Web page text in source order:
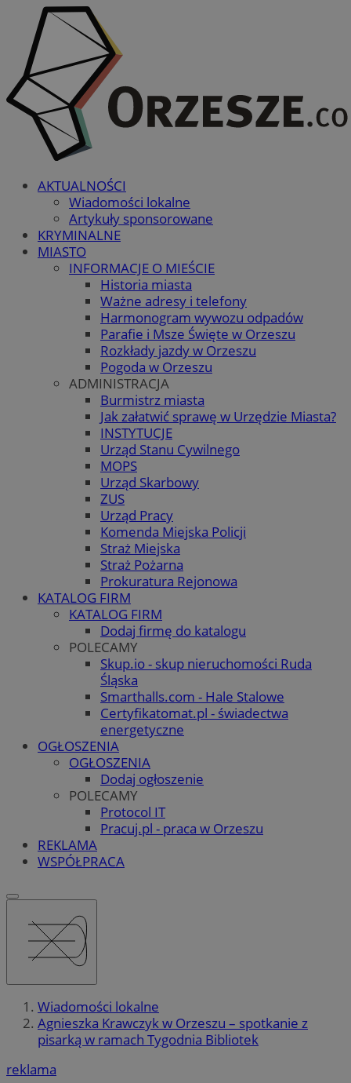
AKTUALNOŚCI
Wiadomości lokalne
Artykuły sponsorowane
KRYMINALNE
MIASTO
INFORMACJE O MIEŚCIE
Historia miasta
Ważne adresy i telefony
Harmonogram wywozu odpadów
Parafie i Msze Święte w Orzeszu
Rozkłady jazdy w Orzeszu
Pogoda w Orzeszu
ADMINISTRACJA
Burmistrz miasta
Jak załatwić sprawę w Urzędzie Miasta?
INSTYTUCJE
Urząd Stanu Cywilnego
MOPS
Urząd Skarbowy
ZUS
Urząd Pracy
Komenda Miejska Policji
Straż Miejska
Straż Pożarna
Prokuratura Rejonowa
KATALOG FIRM
KATALOG FIRM
Dodaj firmę do katalogu
POLECAMY
Skup.io - skup nieruchomości Ruda
Śląska
Smarthalls.com - Hale Stalowe
Certyfikatomat.pl - świadectwa
energetyczne
OGŁOSZENIA
OGŁOSZENIA
Dodaj ogłoszenie
POLECAMY
Protocol IT
Pracuj.pl - praca w Orzeszu
REKLAMA
WSPÓŁPRACA
Wiadomości lokalne
Agnieszka Krawczyk w Orzeszu – spotkanie z
pisarką w ramach Tygodnia Bibliotek
reklama